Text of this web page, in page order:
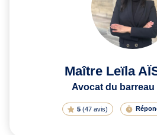
Maître Leïla
Avocat du barreau
5(47 avis)